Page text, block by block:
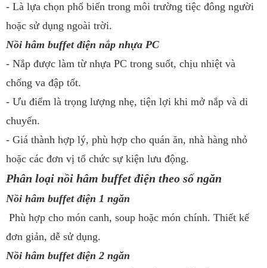
- Là lựa chọn phổ biến trong môi trường tiệc đông người
hoặc sử dụng ngoài trời.
Nồi hâm buffet điện nắp nhựa PC
- Nắp được làm từ nhựa PC trong suốt, chịu nhiệt và
chống va đập tốt.
- Ưu điểm là trọng lượng nhẹ, tiện lợi khi mở nắp và di
chuyển.
- Giá thành hợp lý, phù hợp cho quán ăn, nhà hàng nhỏ
hoặc các đơn vị tổ chức sự kiện lưu động.
Phân loại nồi hâm buffet điện theo số ngăn
Nồi hâm buffet điện 1 ngăn
Phù hợp cho món canh, soup hoặc món chính. Thiết kế
đơn giản, dễ sử dụng.
Nồi hâm buffet điện 2 ngăn